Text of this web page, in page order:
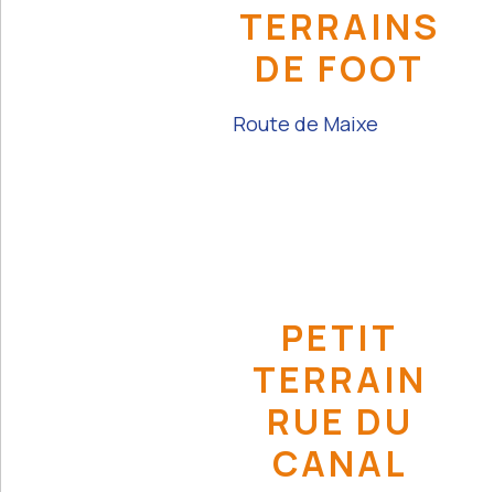
TERRAINS
DE FOOT
Route de Maixe
PETIT
TERRAIN
RUE DU
CANAL